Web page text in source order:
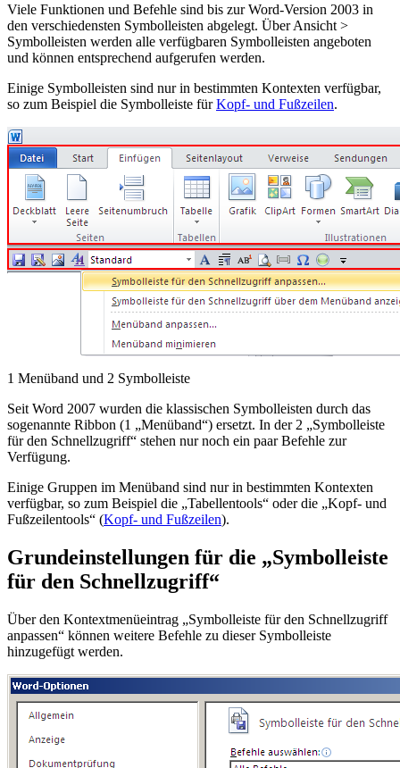
Viele Funktionen und Befehle sind bis zur Word-Version 2003 in
den verschiedensten Symbolleisten abgelegt. ÜberAnsicht >
Symbolleisten werden alle verfügbaren Symbolleisten angeboten
und können entsprechend aufgerufen werden.
Einige Symbolleisten sind nur in bestimmten Kontexten verfügbar,
so zum Beispiel die Symbolleiste fürKopf- und Fußzeilen.
1 Menüband und 2 Symbolleiste
Seit Word 2007 wurden die klassischen Symbolleisten durch das
sogenannte Ribbon (1 „Menüband“) ersetzt. In der 2 „Symbolleiste
für den Schnellzugriff“ stehen nur noch ein paar Befehle zur
Verfügung.
Einige Gruppen im Menüband sind nur in bestimmten Kontexten
verfügbar, so zum Beispiel die „Tabellentools“ oder die „Kopf- und
Fußzeilentools“ (Kopf- und Fußzeilen).
Grundeinstellungen für die „Symbolleiste
für den Schnellzugriff“
Über den Kontextmenüeintrag „Symbolleiste für den Schnellzugriff
anpassen“ können weitere Befehle zu dieser Symbolleiste
hinzugefügt werden.